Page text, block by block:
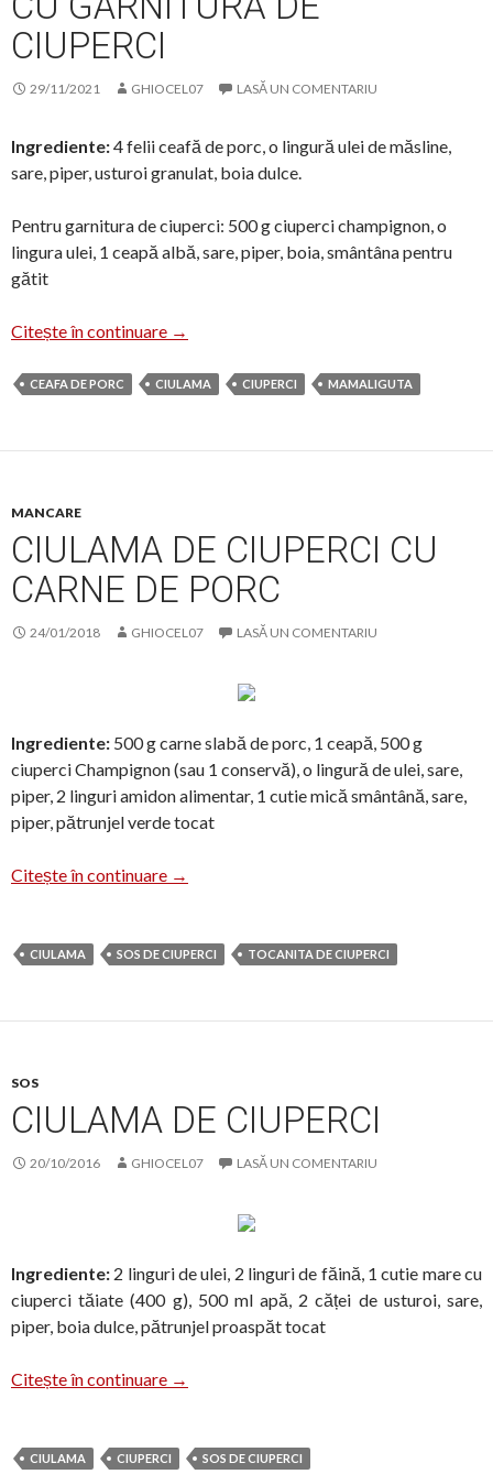
CIUPERCI
29/11/2021 GHIOCEL07 LASĂ UN COMENTARIU
Ingrediente:4 felii ceafă de porc, o lingură ulei de măsline,
sare, piper, usturoi granulat, boia dulce.
Pentru garnitura de ciuperci: 500 g ciuperci champignon, o
lingura ulei, 1 ceapă albă, sare, piper, boia, smântâna pentru
gătit
Citește în continuare Ceafă de porc înăbușită cu garnitură de
→
CEAFA DE PORC CIULAMA CIUPERCI MAMALIGUTA
MANCARE
CIULAMA DE CIUPERCI CU
CARNE DE PORC
24/01/2018 GHIOCEL07 LASĂ UN COMENTARIU
Ingrediente: 500 g carne slabă de porc, 1 ceapă, 500 g
ciuperci Champignon (sau 1 conservă), o lingură de ulei, sare,
piper, 2 linguri amidon alimentar, 1 cutie mică smântână, sare,
piper, pătrunjel verde tocat
Citește în continuare Ciulama de ciuperci cu carne de porc
→
CIULAMA SOS DE CIUPERCI TOCANITA DE CIUPERCI
SOS
CIULAMA DE CIUPERCI
20/10/2016 GHIOCEL07 LASĂ UN COMENTARIU
Ingrediente: 2 linguri de ulei, 2 linguri de făină, 1 cutie mare cu
ciuperci tăiate (400 g), 500 ml apă, 2 căței de usturoi, sare,
piper, boia dulce, pătrunjel proaspăt tocat
Citește în continuare Ciulama de ciuperci
→
CIULAMA CIUPERCI SOS DE CIUPERCI